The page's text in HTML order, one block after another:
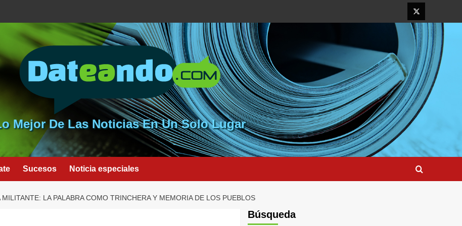
Elemento
del
menú
Mejor De Las Noticias En Un Solo Lugar
Sucesos Noticia especiales
LA PALABRA COMO TRINCHERA Y MEMORIA DE LOS PUEBLOS
Búsqueda